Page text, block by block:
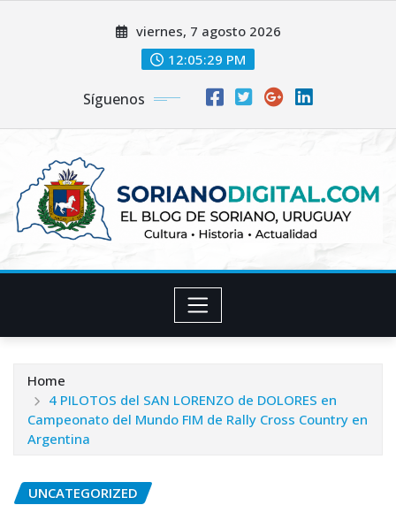
viernes, 7 agosto 2026
12:05:30 PM
Síguenos
Home
4 PILOTOS del SAN LORENZO de DOLORES en
Campeonato del Mundo FIM de Rally Cross Country en
Argentina
UNCATEGORIZED